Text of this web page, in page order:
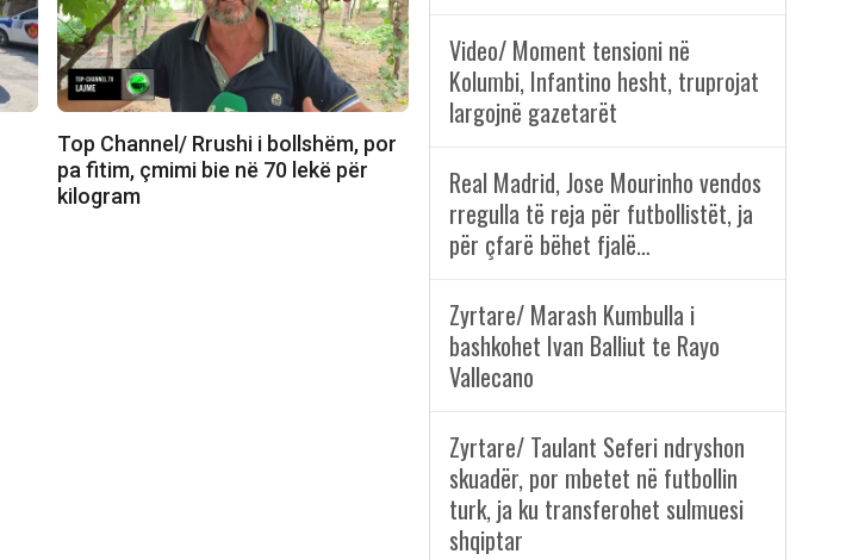
Top Channel/ Rrushi i bollshëm, por
pa fitim, çmimi bie në 70 lekë për
kilogram
Video/ Moment tensioni në
Kolumbi, Infantino hesht, truprojat
largojnë gazetarët
Real Madrid, Jose Mourinho vendos
rregulla të reja për futbollistët, ja
për çfarë bëhet fjalë…
Zyrtare/ Marash Kumbulla i
bashkohet Ivan Balliut te Rayo
Vallecano
Zyrtare/ Taulant Seferi ndryshon
skuadër, por mbetet në futbollin
turk, ja ku transferohet sulmuesi
shqiptar